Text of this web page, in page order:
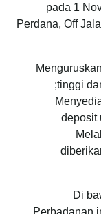
pada 1
Perdana, Off
tinggi
deposit
Di
Perbadanan